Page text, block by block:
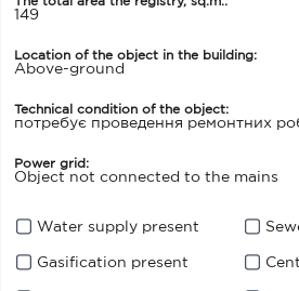
149
Location of the object in the building:
Above-ground
Technical condition of the object:
потребує проведення ремонтних
Power grid:
Object not connected to the mains
Water supply present
Gasification present